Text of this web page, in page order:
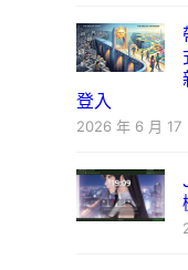
登入
2026 年 6 月 17